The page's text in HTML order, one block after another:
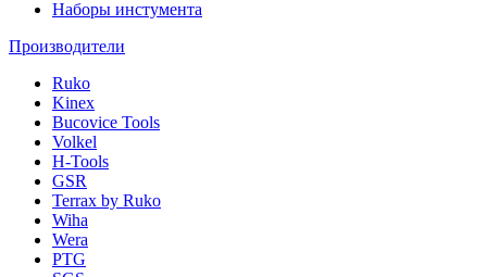
Наборы инстумента
Производители
Ruko
Kinex
Bucovice Tools
Volkel
H-Tools
GSR
Terrax by Ruko
Wiha
Wera
PTG